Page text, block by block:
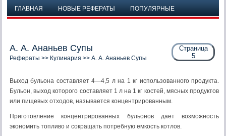
ГЛАВНАЯ НОВЫЕ РЕФЕРАТЫ
ПОПУЛЯРНЫЕ
Страница
5
А. А. Ананьев Супы
Рефераты >> Кулинария >> А. А. Ананьев Супы
Выход бульона составляет 4—4,5 л на 1 кг использованного продукта.
Бульон, выход которого составляет 1 л на 1 кг костей, мясных продуктов
или пищевых отходов, называется концентрированным.
Приготовление концентрированных бульонов дает возможность
экономить топливо и сокращать потребную емкость котлов.